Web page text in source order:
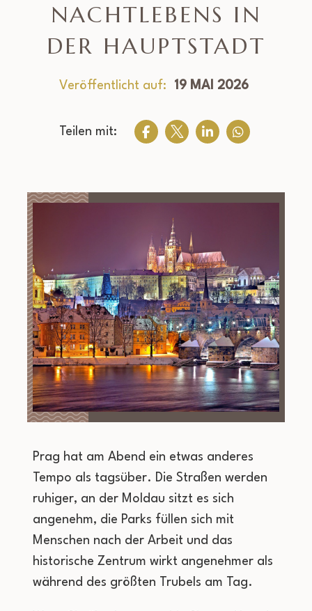
NACHTLEBENS IN
DER HAUPTSTADT
Veröffentlicht auf: 19 MAI 2026
Teilen mit:
Prag hat am Abend ein etwas anderes
Tempo als tagsüber. Die Straßen werden
ruhiger, an der Moldau sitzt es sich
angenehm, die Parks füllen sich mit
Menschen nach der Arbeit und das
historische Zentrum wirkt angenehmer als
während des größten Trubels am Tag.